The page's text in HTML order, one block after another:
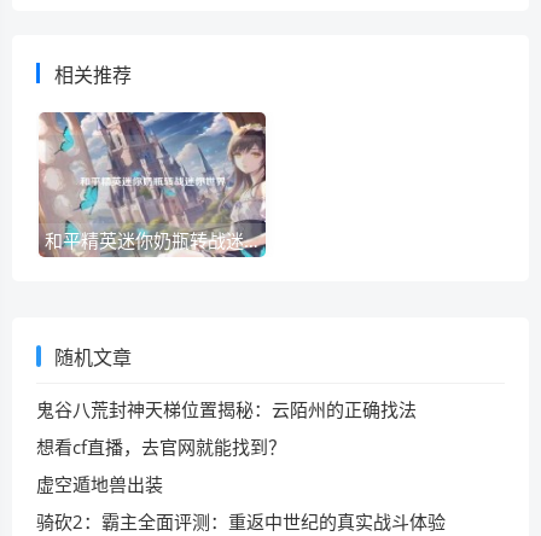
相关推荐
和平精英迷你奶瓶转战迷你世界
随机文章
鬼谷八荒封神天梯位置揭秘：云陌州的正确找法
想看cf直播，去官网就能找到？
虚空遁地兽出装
骑砍2：霸主全面评测：重返中世纪的真实战斗体验